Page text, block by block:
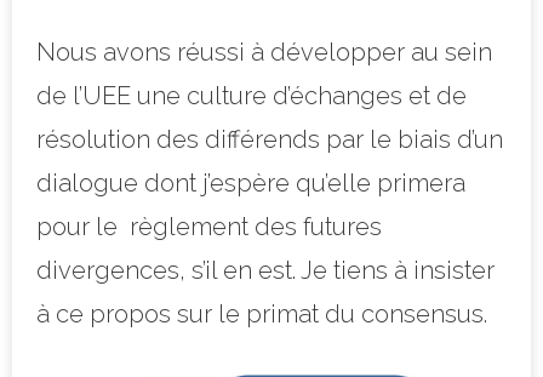
Nous avons réussi à développer au sein
de l’UEE une culture d’échanges et de
résolution des différends par le biais d’un
dialogue dont j’espère qu’elle primera
pour le règlement des futures
divergences, s’il en est. Je tiens à insister
à ce propos sur le primat du consensus.